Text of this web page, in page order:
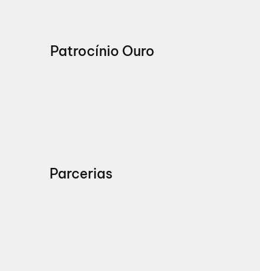
Patrocínio Ouro
Parcerias